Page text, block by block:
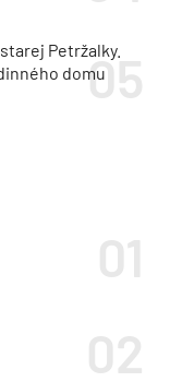
Petržalky.
domu